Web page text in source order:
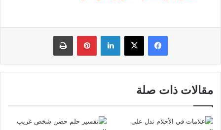
فيسبوك لينكدإن بينتيريست
مقالات ذات صلة